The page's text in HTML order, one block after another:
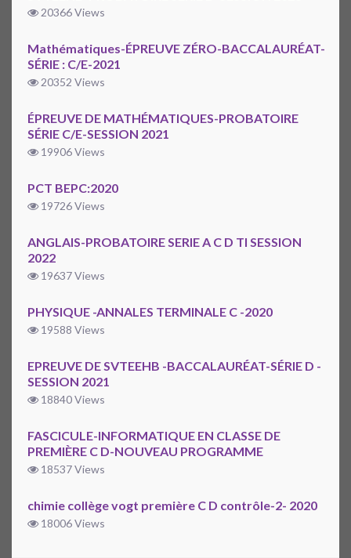
20366 Views
Mathématiques-ÉPREUVE ZÉRO-BACCALAURÉAT-
SÉRIE : C/E-2021
20352 Views
ÉPREUVE DE MATHÉMATIQUES-PROBATOIRE
SÉRIE C/E-SESSION 2021
19906 Views
PCT BEPC:2020
19726 Views
ANGLAIS-PROBATOIRE SERIE A C D TI SESSION
2022
19637 Views
PHYSIQUE -ANNALES TERMINALE C -2020
19588 Views
EPREUVE DE SVTEEHB -BACCALAURÉAT-SÉRIE D -
SESSION 2021
18840 Views
FASCICULE-INFORMATIQUE EN CLASSE DE
PREMIÈRE C D-NOUVEAU PROGRAMME
18537 Views
chimie collège vogt première C D contrôle-2- 2020
18006 Views